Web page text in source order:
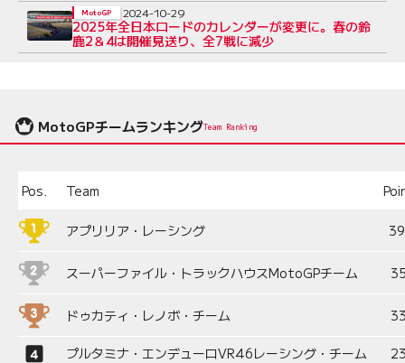
2025年全日本ロードのカレンダーが変更に。春の鈴
鹿2＆4は開催見送り、全7戦に減少
MotoGP 2024-10-29
MotoGPチームランキングTeam Ranking
Pos. Team
アプリリア・レーシング
スーパーファイル・トラックハウスMotoGPチーム
ドゥカティ・レノボ・チーム
プルタミナ・エンデューロVR46レーシング・チーム